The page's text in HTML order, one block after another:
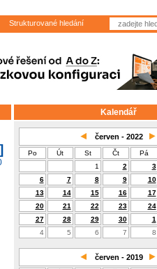
Strukturované hledání
Kalendář
červen - 2022
Po Út St Čt Pá
1
2 3
6
7 8 9 10
13
14 15 16 17
20
21 22 23 24
27
28 29 30 1
4
5 6 7 8
červen - 2019